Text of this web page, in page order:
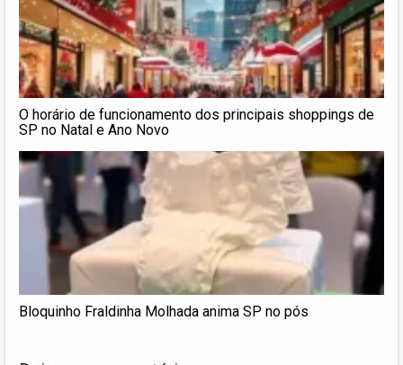
O horário de funcionamento dos principais shoppings de
SP no Natal e Ano Novo
Bloquinho Fraldinha Molhada anima SP no pós